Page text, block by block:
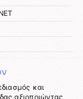
και
αξιοποιώντας